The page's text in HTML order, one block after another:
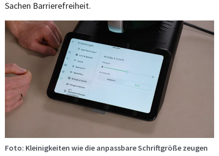
Sachen Barrierefreiheit.
Foto: Kleinigkeiten wie die anpassbare Schriftgröße zeugen